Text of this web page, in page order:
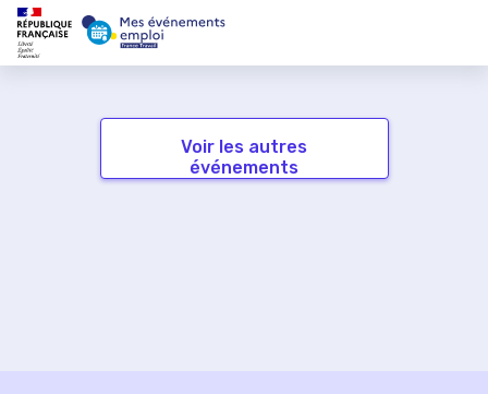
Voir les autres
événements